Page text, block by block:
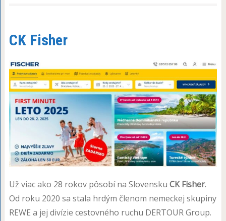
CK Fisher
Už viac ako 28 rokov pôsobí na Slovensku CK Fisher.
Od roku 2020 sa stala hrdým členom nemeckej skupiny
REWE a jej divízie cestovného ruchu DERTOUR Group.